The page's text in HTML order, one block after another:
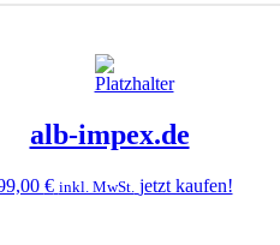
alb-impex.de
€ inkl. MwSt. jetzt kaufen!